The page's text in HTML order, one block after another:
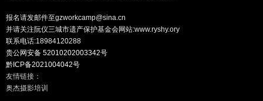
报名请发邮件至gzworkcamp@sina.cn
并请关注阮仪三城市遗产保护基金会网站:www.ryshy.ory
联系电话:18984120288
贵公网安备 52010202003342号
黔ICP备2021004042号
友情链接：
奥杰摄影培训